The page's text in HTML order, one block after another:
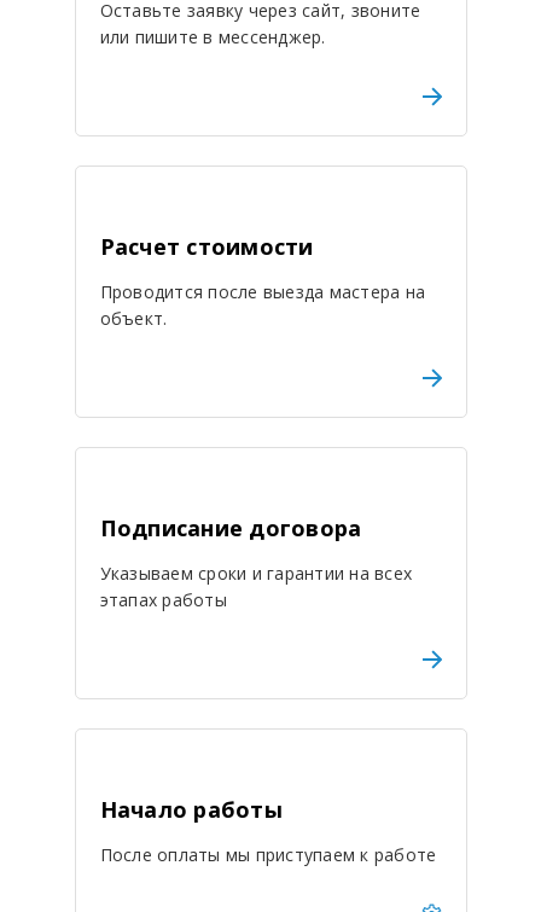
Оставьте заявку через сайт, звоните
или пишите в мессенджер.
Расчет стоимости
Проводится после выезда мастера на
объект.
Подписание договора
Указываем сроки и гарантии на всех
этапах работы
Начало работы
После оплаты мы приступаем к работе